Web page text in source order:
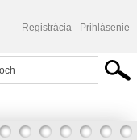
Registrácia Prihlásenie